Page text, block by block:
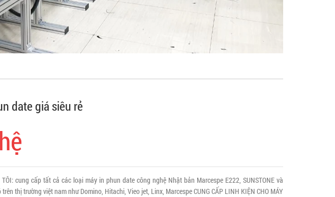
date giá siêu rẻ
TÔI: cung cấp tất cả các loại máy in phun date công nghệ Nhật bản Marcespe E222, SUNSTONE và
thị trường việt nam như Domino, Hitachi, Vieo jet, Linx, Marcespe CUNG CẤP LINH KIỆN CHO MÁY